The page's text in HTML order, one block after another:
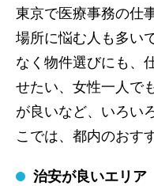
東京で医療事務の仕
場所に悩む人も多い
なく物件選びにも、
せたい、女性一人で
が良いなど、いろい
こでは、都内のおす
治安が良いエリア